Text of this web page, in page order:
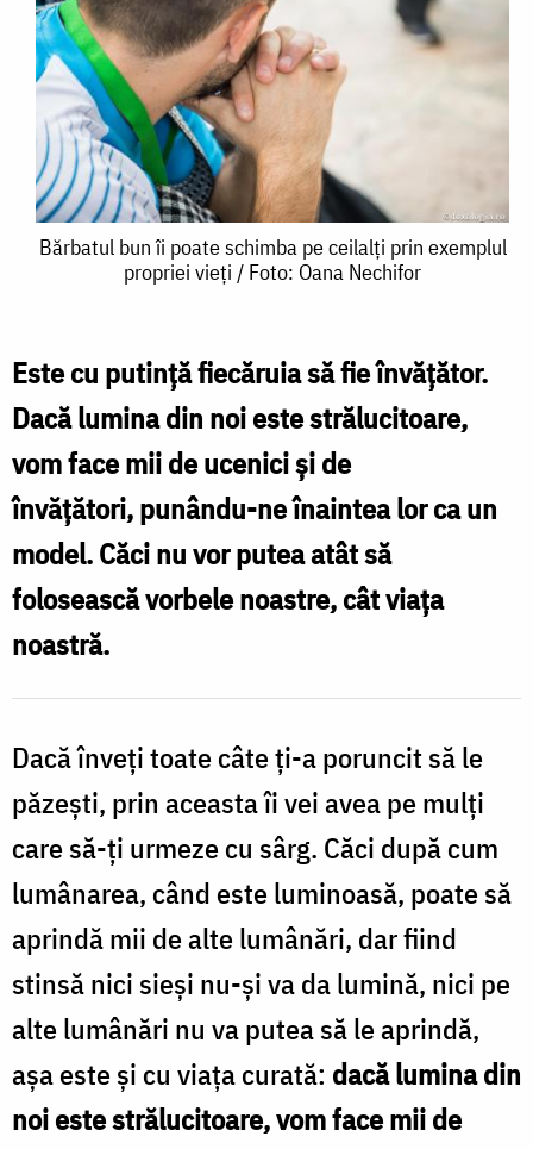
Bărbatul
poate
schimba
pe
ceilalți
prin
propriei
vieți
/
Foto:
Oana
Nechifor
Bărbatul bun îi poate schimba pe ceilalți prin exemplul
propriei vieți / Foto: Oana Nechifor
Este cu putință fiecăruia să fie învățător.
Dacă lumina din noi este strălucitoare,
vom face mii de ucenici și de
învățători, punându-ne înaintea lor ca un
model. Căci nu vor putea atât să
folosească vorbele noastre, cât viața
noastră.
Dacă înveţi toate câte ţi-a poruncit să le
păzeşti, prin aceasta îi vei avea pe mulţi
care să-ţi urmeze cu sârg. Căci după cum
lumânarea, când este luminoasă, poate să
aprindă mii de alte lumânări, dar fiind
stinsă nici sieşi nu-şi va da lumină, nici pe
alte lumânări nu va putea să le aprindă,
aşa este şi cu viaţa curată: dacă lumina din
noi este strălucitoare, vom face mii de